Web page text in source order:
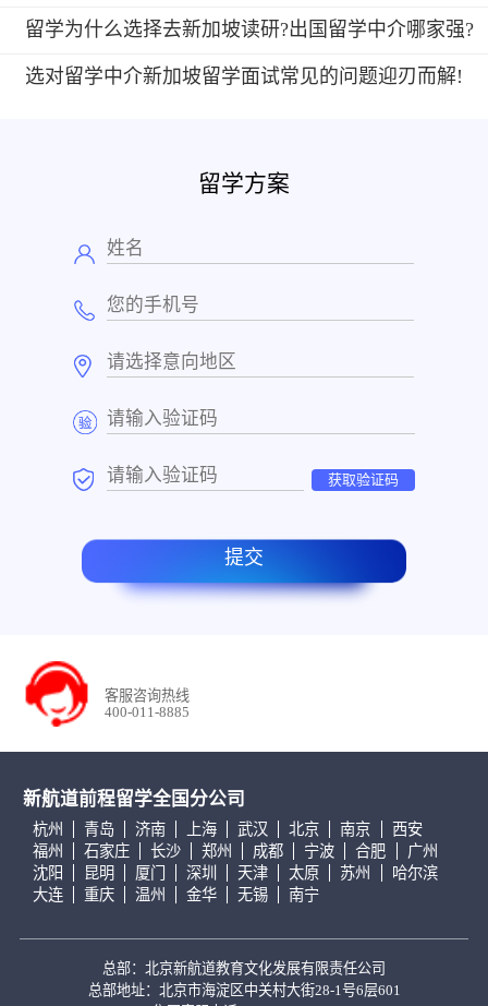
留学为什么选择去新加坡读研?出国留学中介哪家强?
选对留学中介新加坡留学面试常见的问题迎刃而解!
留学方案
获取验证码
提交
客服咨询热线
400-011-8885
新航道前程留学全国分公司
杭州 青岛 济南 上海 武汉 北京 南京
西安
福州
石家庄 长沙 郑州 成都 宁波 合肥
广州
沈阳
昆明 厦门 深圳 天津 太原 苏州
哈尔滨
大连
重庆 温州 金华 无锡 南宁
总部：北京新航道教育文化发展有限责任公司
总部地址：北京市海淀区中关村大街28-1号6层601